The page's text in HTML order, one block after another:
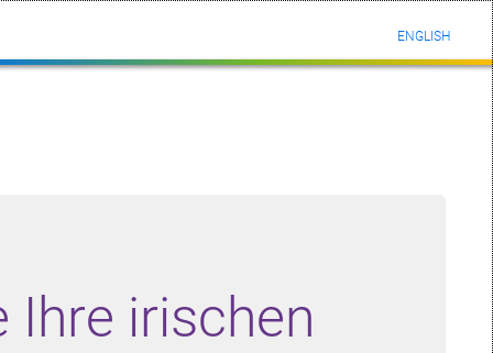
ENGLISH
Ihre irischen